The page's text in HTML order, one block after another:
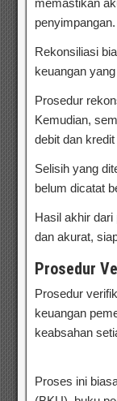
memastikan
penyimpangan.
Rekonsiliasi
keuangan
Prosedur
Kemudian,
debit dan
Selisih yang
belum dicatat
Hasil akhir
dan akurat,
Prosedur
Prosedur
keuangan
keabsahan
Proses ini